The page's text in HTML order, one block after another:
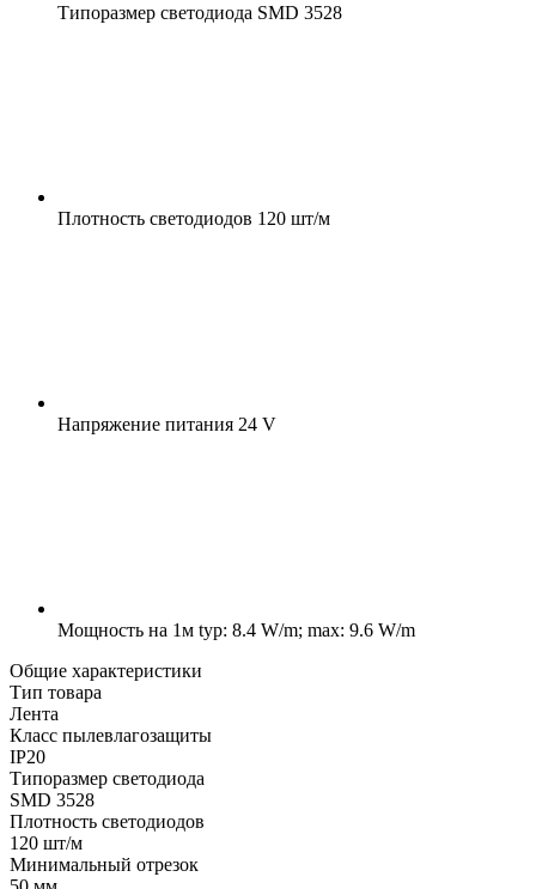
Типоразмер светодиода SMD 3528
Плотность светодиодов 120 шт/м
Напряжение питания 24 V
Мощность на 1м typ: 8.4 W/m; max: 9.6 W/m
Общие характеристики
Тип товара
Лента
Класс пылевлагозащиты
IP20
Типоразмер светодиода
SMD 3528
Плотность светодиодов
120 шт/м
Минимальный отрезок